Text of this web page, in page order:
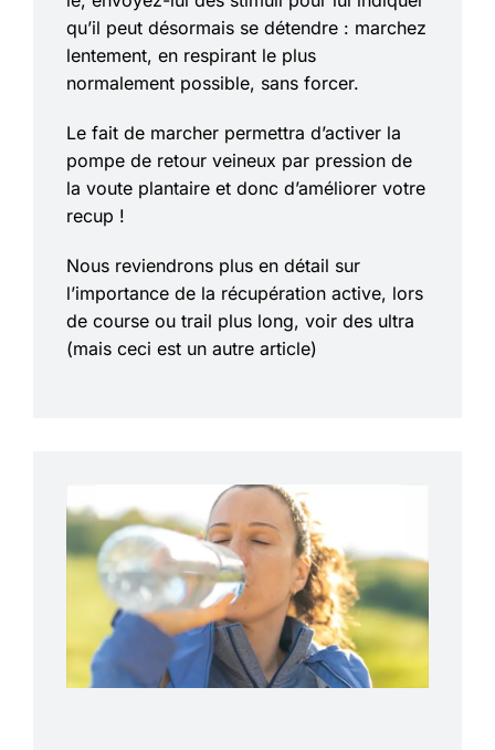
qu’il peut désormais se détendre : marchez
lentement, en respirant le plus
normalement possible, sans forcer.
Le fait de marcher permettra d’activer la
pompe de retour veineux par pression de
la voute plantaire et donc d’améliorer votre
recup !
Nous reviendrons plus en détail sur
l’importance de la récupération active, lors
de course ou trail plus long, voir des ultra
(mais ceci est un autre article)